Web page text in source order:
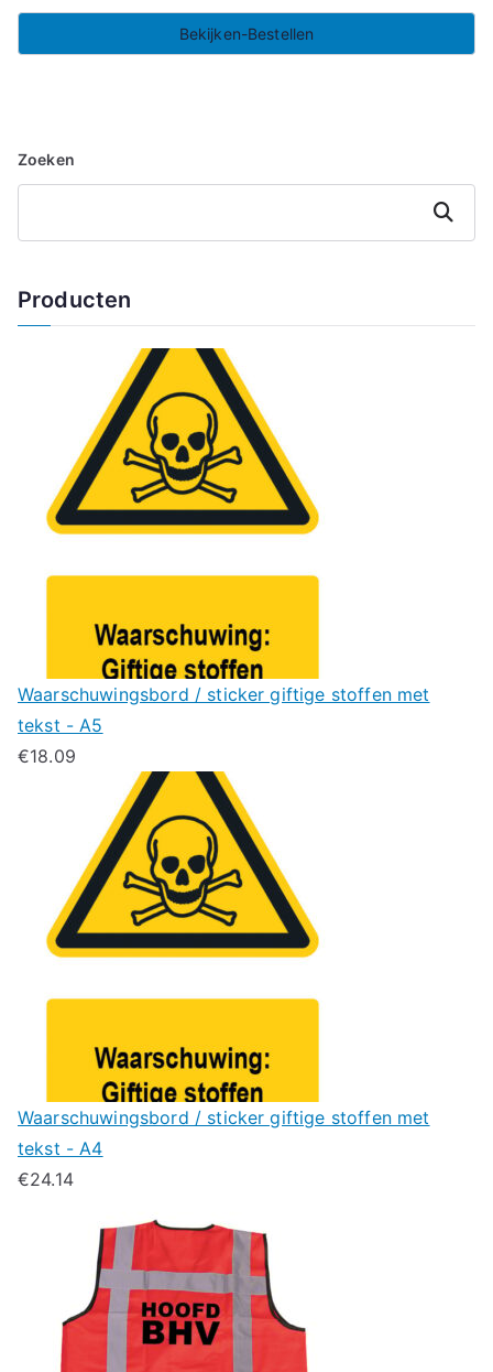
Bekijken-Bestellen
Zoeken
Zoeken
Producten
Waarschuwingsbord / sticker giftige stoffen met
tekst - A5
€18.09
Waarschuwingsbord / sticker giftige stoffen met
tekst - A4
€24.14